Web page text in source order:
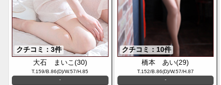
クチコミ：3件
大石 まいこ(30)
T.159/B.86(D)/W.57/H.85
-
クチコミ：10件
橋本 あい(29)
T.152/B.86(D)/W.57/H.87
-